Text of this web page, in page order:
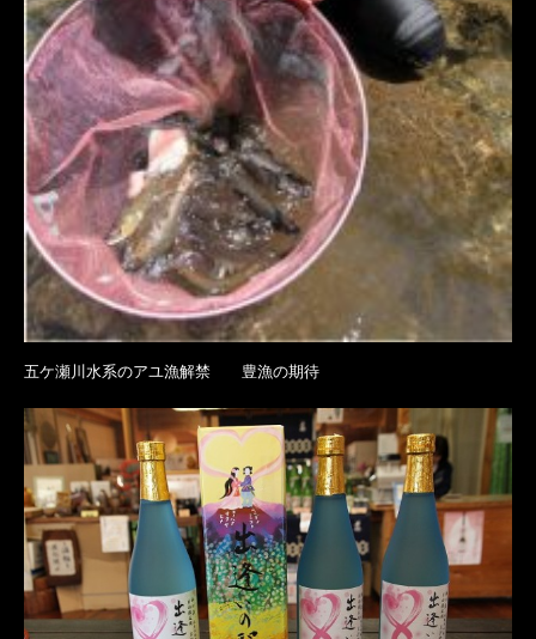
五ケ瀬川水系のアユ漁解禁 豊漁の期待